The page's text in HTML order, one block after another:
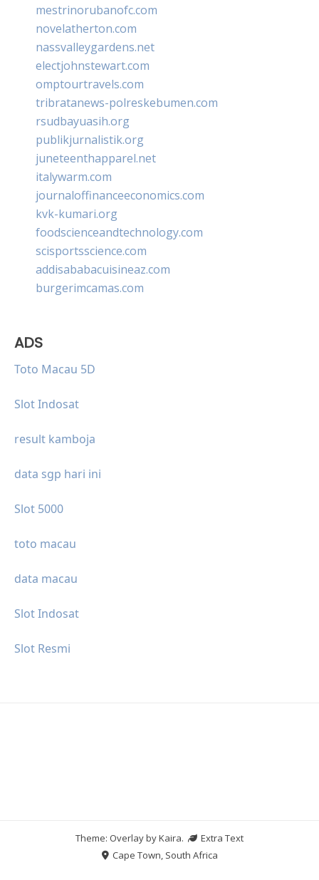
mestrinorubanofc.com
novelatherton.com
nassvalleygardens.net
electjohnstewart.com
omptourtravels.com
tribratanews-polreskebumen.com
rsudbayuasih.org
publikjurnalistik.org
juneteenthapparel.net
italywarm.com
journaloffinanceeconomics.com
kvk-kumari.org
foodscienceandtechnology.com
scisportsscience.com
addisababacuisineaz.com
burgerimcamas.com
ADS
Toto Macau 5D
Slot Indosat
result kamboja
data sgp hari ini
Slot 5000
toto macau
data macau
Slot Indosat
Slot Resmi
Theme: Overlay byKaira.
Extra Text
Cape Town, South Africa